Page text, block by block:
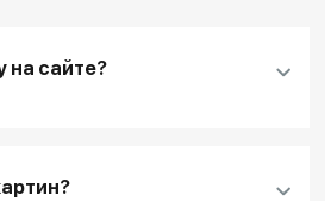
на сайте?
данные и адрес